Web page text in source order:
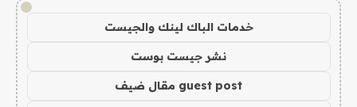
!
خدمات الباك لينك والجيست
نشر جيست بوست
guest post مقال ضيف